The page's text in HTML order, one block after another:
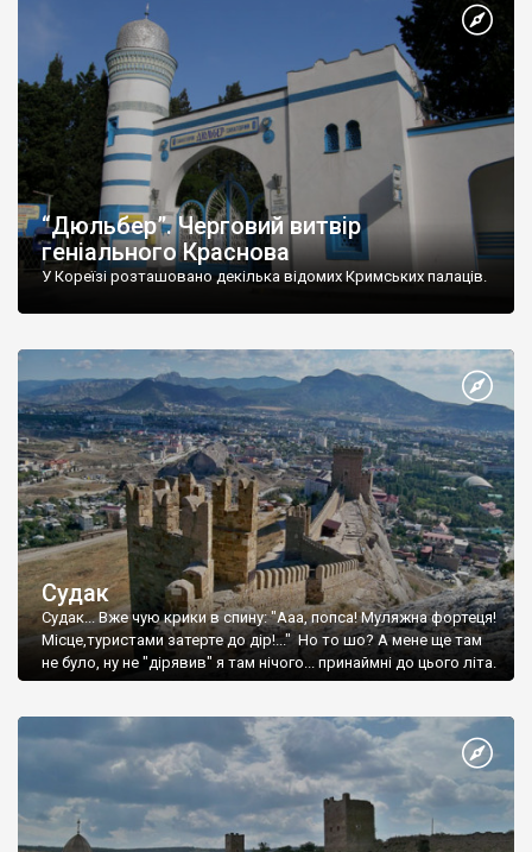
“Дюльбер”. Черговий витвір
геніального Краснова
У Кореїзі розташовано декілька відомих Кримських палаців.
Судак
Судак... Вже чую крики в спину: "Ааа, попса! Муляжна фортеця!
Місце,туристами затерте до дір!..." Но то шо? А мене ще там
не було, ну не "дірявив" я там нічого... принаймні до цього літа.